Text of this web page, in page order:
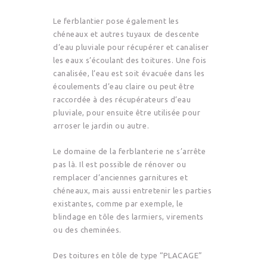
Le ferblantier pose également les
chéneaux et autres tuyaux de descente
d’eau pluviale pour récupérer et canaliser
les eaux s’écoulant des toitures. Une fois
canalisée, l’eau est soit évacuée dans les
écoulements d’eau claire ou peut être
raccordée à des récupérateurs d’eau
pluviale, pour ensuite être utilisée pour
arroser le jardin ou autre.
Le domaine de la ferblanterie ne s’arrête
pas là. Il est possible de rénover ou
remplacer d’anciennes garnitures et
chéneaux, mais aussi entretenir les parties
existantes, comme par exemple, le
blindage en tôle des larmiers, virements
ou des cheminées.
Des toitures en tôle de type “PLACAGE”